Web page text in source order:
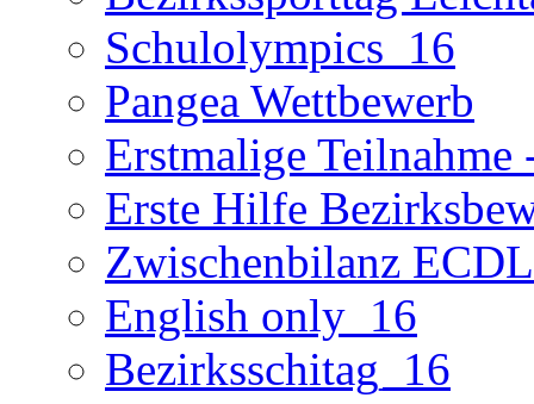
Schulolympics_16
Pangea Wettbewerb
Erstmalige Teilnahme
Erste Hilfe
Zwischenbilanz
English only_16
Bezirksschitag_16